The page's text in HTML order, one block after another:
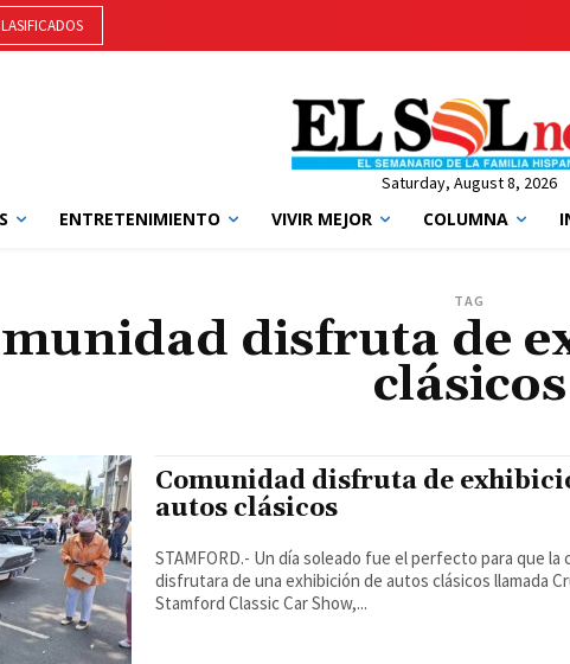
Saturday, August 8, 2026
ENTRETENIMIENTO VIVIR MEJOR COLUMNA
TAG
disfruta de
clásicos
Comunidad disfruta de
autos clásicos
STAMFORD.- Un día soleado fue el perfecto para que la
disfrutara de una exhibición de autos clásicos llamada
Stamford Classic Car Show,...